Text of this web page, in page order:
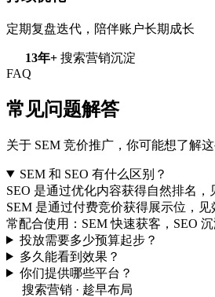
定期复盘迭代，陪伴账户长期成长
13年+ 搜索营销沉淀
FAQ
常见问题解答
关于 SEM 竞价推广，你可能想了解
SEM 和 SEO 有什么区别？
SEO 是通过优化内容获得自然排名，
SEM 是通过付费竞价获得展示位，
常配合使用：SEM 快速获客，SEO 沉
投放需要多少预算起步？
多久能看到效果？
你们提供哪些平台？
搜索营销 · 趁早布局